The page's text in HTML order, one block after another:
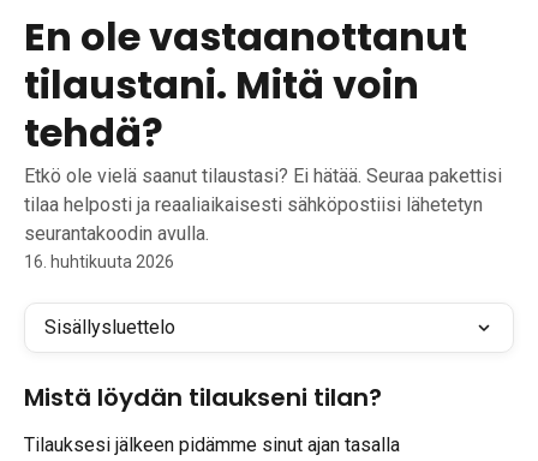
En ole vastaanottanut
tilaustani. Mitä voin
tehdä?
Etkö ole vielä saanut tilaustasi? Ei hätää. Seuraa pakettisi
tilaa helposti ja reaaliaikaisesti sähköpostiisi lähetetyn
seurantakoodin avulla.
16. huhtikuuta 2026
Sisällysluettelo
Mistä löydän tilaukseni tilan?
Tilauksesi jälkeen pidämme sinut ajan tasalla